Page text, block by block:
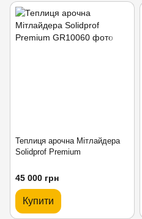
Теплиця арочна Мітлайдера
Solidprof Premium
45 000 грн
Купити